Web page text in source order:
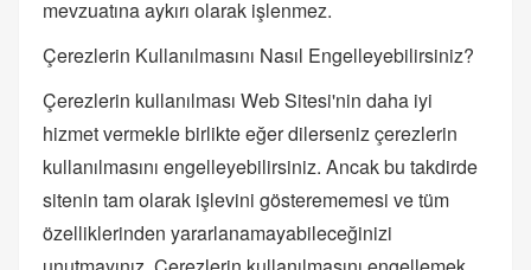
mevzuatına aykırı olarak işlenmez.
Çerezlerin Kullanılmasını Nasıl Engelleyebilirsiniz?
Çerezlerin kullanılması Web Sitesi'nin daha iyi
hizmet vermekle birlikte eğer dilerseniz çerezlerin
kullanılmasını engelleyebilirsiniz. Ancak bu takdirde
sitenin tam olarak işlevini gösterememesi ve tüm
özelliklerinden yararlanamayabileceğinizi